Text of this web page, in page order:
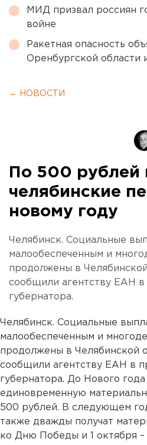
МИД призвал россиян
войне
Ракетная опасность
Оренбургской области
← НОВОСТИ
По 500 рублей
челябинские
новому году
Челябинск. Социальные
малообеспеченным и
продолжены в
сообщили агентству ЕАН в
губернатора.
Челябинск. Социальные
малообеспеченным и
продолжены в Челябинской
сообщили агентству ЕАН в
губернатора. До Нового
единовременную
500 рублей. В следующем
также дважды получат
ко Дню Победы и 1 октября